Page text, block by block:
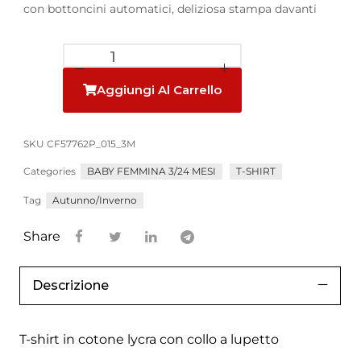
con bottoncini automatici, deliziosa stampa davanti
Aggiungi Al Carrello
SKU CF57762P_015_3M
Categories BABY FEMMINA 3/24 MESI T-SHIRT
Tag Autunno/Inverno
Share
Descrizione
T-shirt in cotone lycra con collo a lupetto